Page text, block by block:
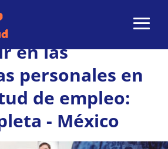
en las
personales en
de empleo:
- México